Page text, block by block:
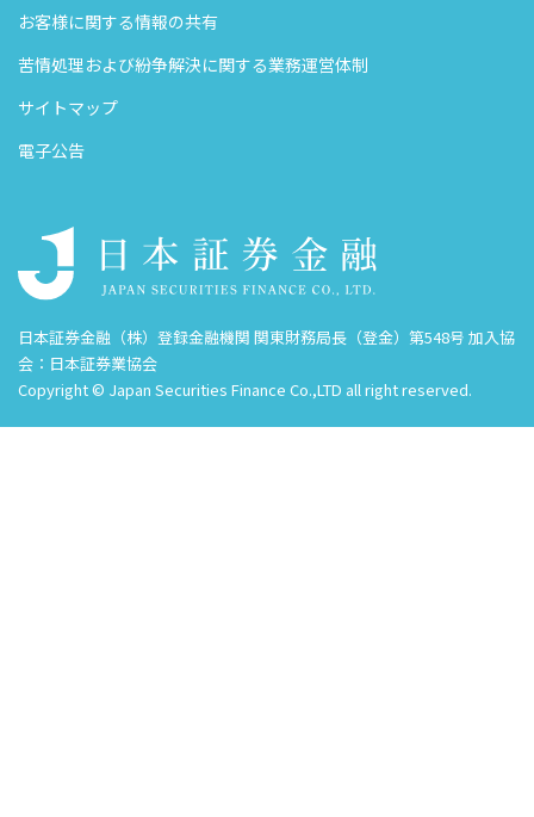
お客様に関する情報の共有
苦情処理および紛争解決に関する業務運営体制
サイトマップ
電子公告
日本証券金融（株）登録金融機関 関東財務局長（登金）第548号 加入協
会：日本証券業協会
Copyright © Japan Securities Finance Co.,LTD all right reserved.